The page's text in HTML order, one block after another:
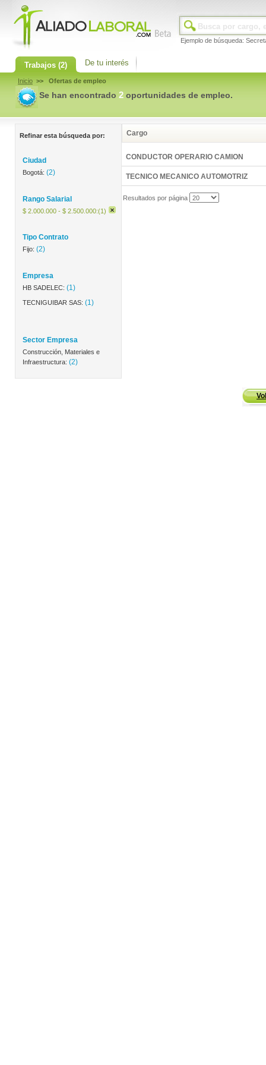
Ejemplo de búsqueda:
Trabajos (2) De tu interés
Inicio >> Ofertas de empleo
Se han encontrado 2 oportunidades de empleo.
Refinar esta búsqueda por:
Ciudad
Bogotá: (2)
Rango Salarial
$ 2.000.000 - $ 2.500.000:(1)
Tipo Contrato
Fijo: (2)
Empresa
HB SADELEC: (1)
TECNIGUIBAR SAS: (1)
Sector Empresa
Construcción, Materiales e
Infraestructura: (2)
Cargo
CONDUCTOR OPERARIO CAMION
TECNICO MECANICO AUTOMOTRIZ
Resultados por página